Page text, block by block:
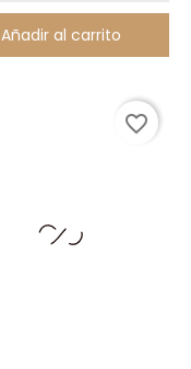
Añadir al carrito
favorite_border